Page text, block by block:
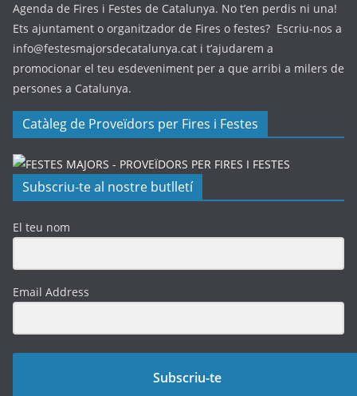
Agenda de Fires i Festes de Catalunya. No t’en perdis ni una!
Ets ajuntament o organitzador de Fires o festes? Escriu-nos a
info@festesmajorsdecatalunya.cat i t’ajudarem a
promocionar el teu esdeveniment per a que arribi a milers de
persones a Catalunya.
Catàleg de Proveïdors per Fires i Festes
Subscriu-te al nostre butlletí
El teu nom
Email Address
Subscriu-te